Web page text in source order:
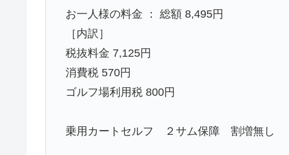
お一人様の料金 ： 総額 8,495円
［内訳］
税抜料金 7,125円
消費税 570円
ゴルフ場利用税 800円
乗用カートセルフ ２サム保障 割増無し